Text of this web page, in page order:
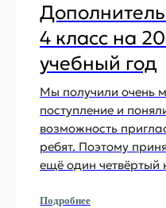
4 класс на
учебный год
Мы получили очень
поступление и
возможность
ребят. Поэтому
ещё один четвёртый
Подробнее
+7 (968) 380-19-54
+7 (905) 780-58-
Мы будем рады поговорить с
вами с 9:00 до 18:00 в будние
nybergschool@gmail.com